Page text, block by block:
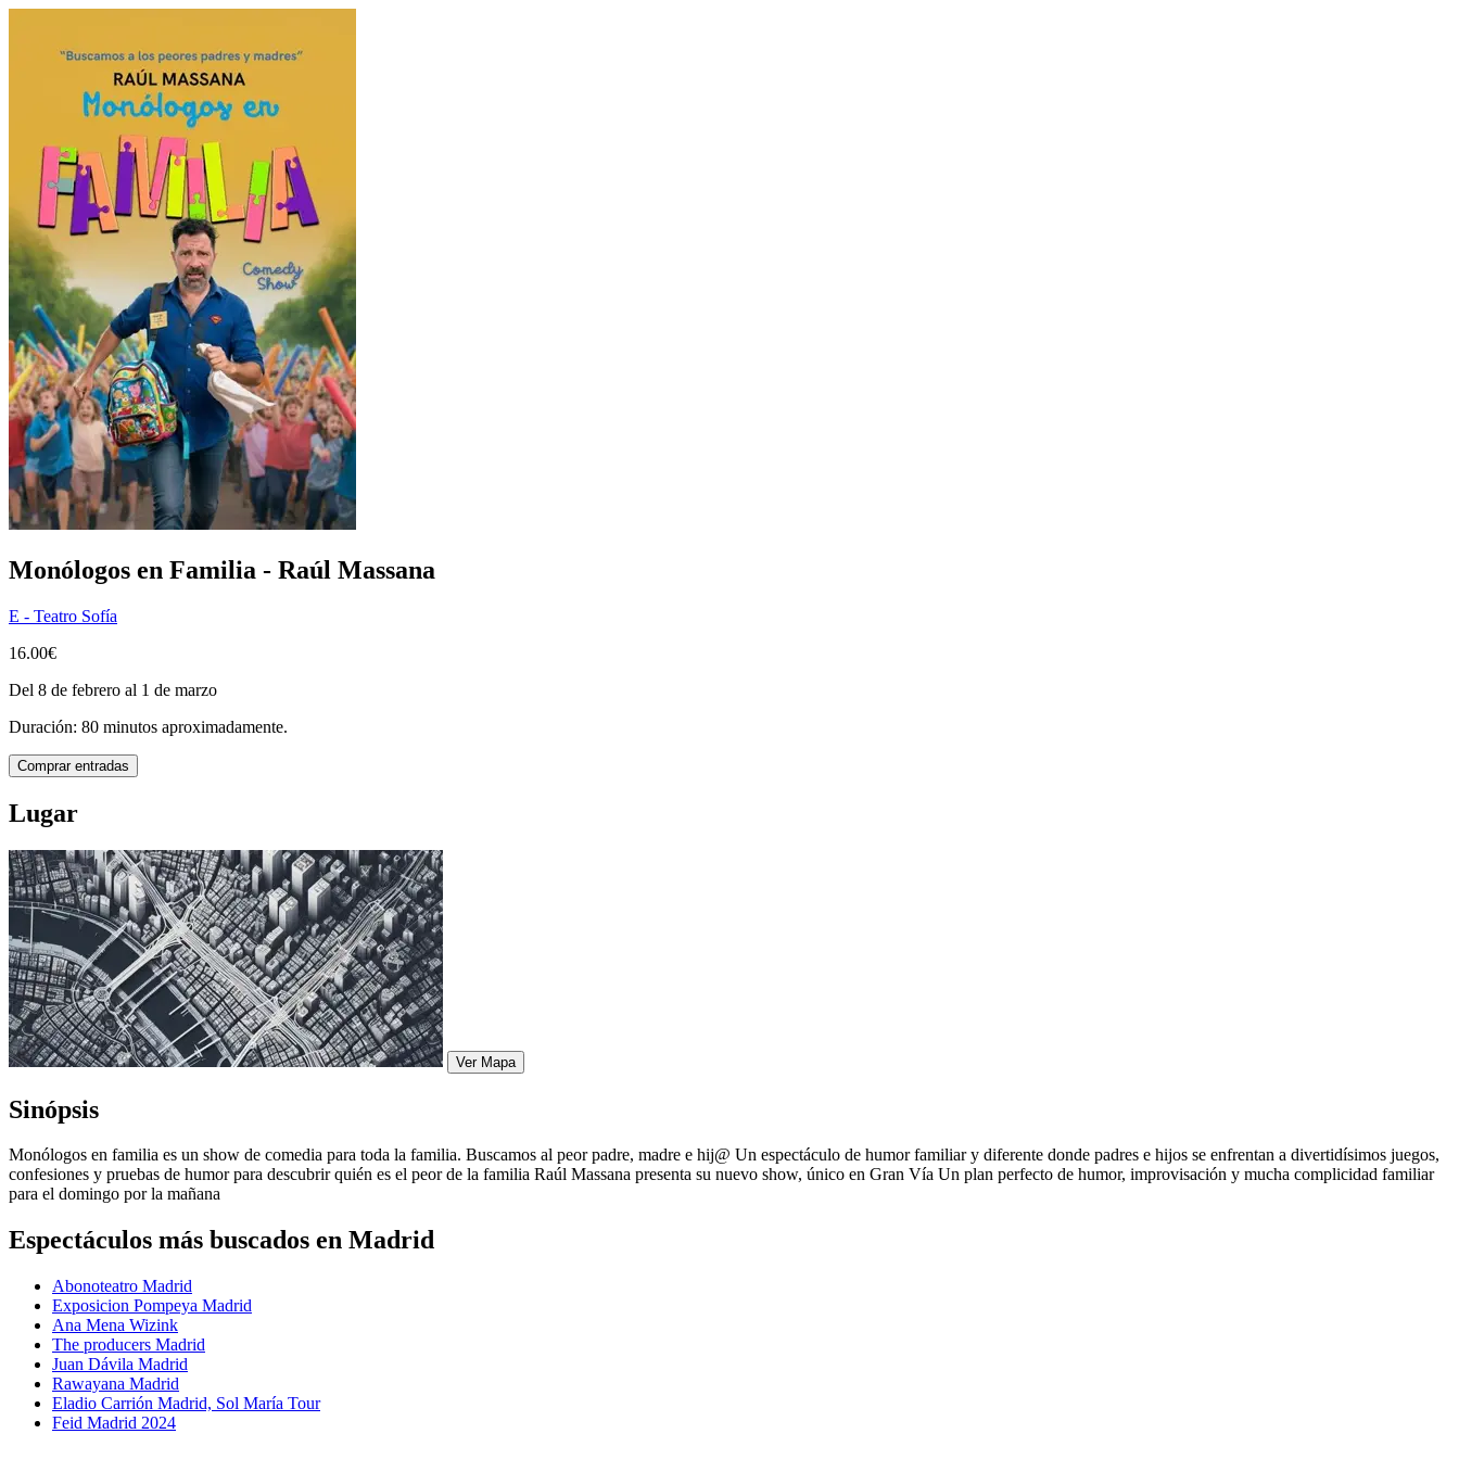
Monólogos en Familia - Raúl Massana
E - Teatro Sofía
16.00€
Del 8 de febrero al 1 de marzo
Duración: 80 minutos aproximadamente.
Comprar entradas
Lugar
Ver Mapa
Sinópsis
Monólogos en familia es un show de comedia para toda la familia. Buscamos al peor padre, madre e hij@ Un espectáculo de humor familiar y diferente donde padres e hijos se enfrentan a divertidísimos juegos,
confesiones y pruebas de humor para descubrir quién es el peor de la familia Raúl Massana presenta su nuevo show, único en Gran Vía Un plan perfecto de humor, improvisación y mucha complicidad familiar
para el domingo por la mañana
Espectáculos más buscados en Madrid
Abonoteatro Madrid
Exposicion Pompeya Madrid
Ana Mena Wizink
The producers Madrid
Juan Dávila Madrid
Rawayana Madrid
Eladio Carrión Madrid, Sol María Tour
Feid Madrid 2024